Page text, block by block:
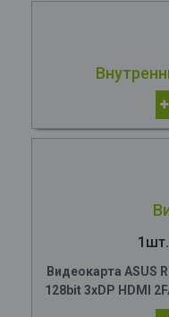
Видеокарта ASUS
128bit 3xDP HDMI